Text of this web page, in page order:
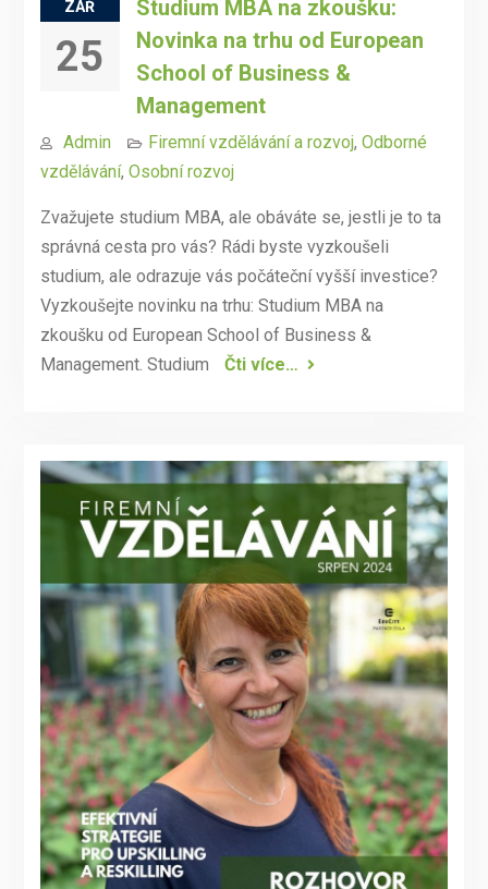
ZÁŘ
25
Studium MBA na zkoušku:
Novinka na trhu od European
School of Business &
Management
Admin Firemní vzdělávání a rozvoj, Odborné
vzdělávání, Osobní rozvoj
Zvažujete studium MBA, ale obáváte se, jestli je to ta
správná cesta pro vás? Rádi byste vyzkoušeli
studium, ale odrazuje vás počáteční vyšší investice?
Vyzkoušejte novinku na trhu: Studium MBA na
zkoušku od European School of Business &
Management. Studium
Čti více…